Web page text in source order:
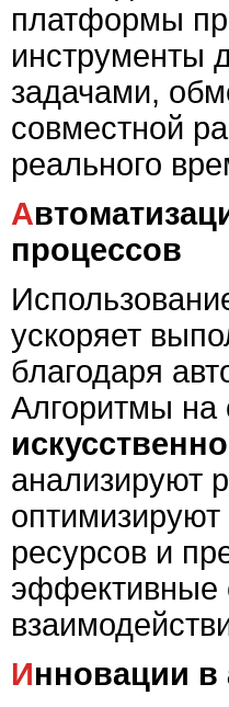
платформы
инструменты
задачами,
совместной
реального
Автоматизация рабочих
процессов
ускоряет
благодаря
Алгоритмы на
анализируют
ресурсов и
эффективные
Инновации